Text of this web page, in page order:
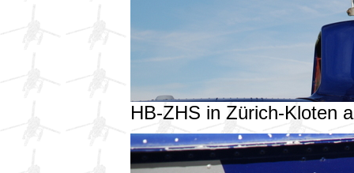
HB-ZHS in Zürich-Kloten